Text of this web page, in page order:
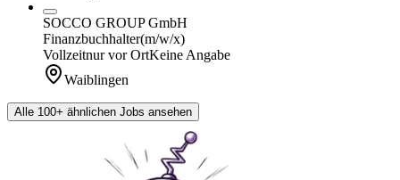
SOCCO GROUP GmbH
Finanzbuchhalter(m/w/x)
Vollzeitnur vor OrtKeine Angabe
Waiblingen
Alle 100+ ähnlichen Jobs ansehen